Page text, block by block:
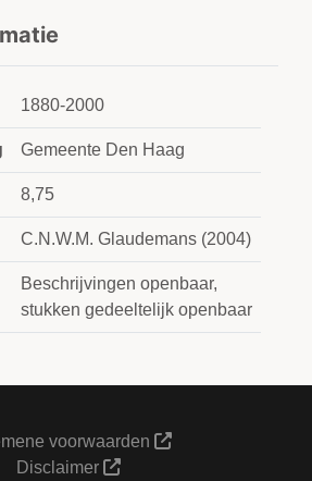
1880-2000
Gemeente Den Haag
8,75
C.N.W.M. Glaudemans (2004)
Beschrijvingen openbaar,
stukken gedeeltelijk openbaar
voorwaarden
Disclaimer